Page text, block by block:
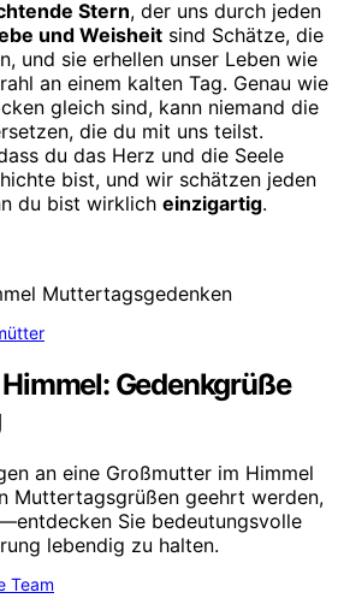
Stern, der uns durch jeden
und Weisheit sind Schätze, die
und sie erhellen unser Leben wie
an einem kalten Tag. Genau wie
gleich sind, kann niemand die
die du mit uns teilst.
du das Herz und die Seele
bist, und wir schätzen jeden
du bist wirklich einzigartig.
Gedenkgrüße
an eine Großmutter im Himmel
Muttertagsgrüßen geehrt werden,
Sie bedeutungsvolle
lebendig zu halten.
Team